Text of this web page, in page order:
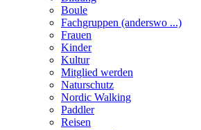
Boule
Fachgruppen (anderswo ...)
Frauen
Kinder
Kultur
Mitglied werden
Naturschutz
Nordic Walking
Paddler
Reisen